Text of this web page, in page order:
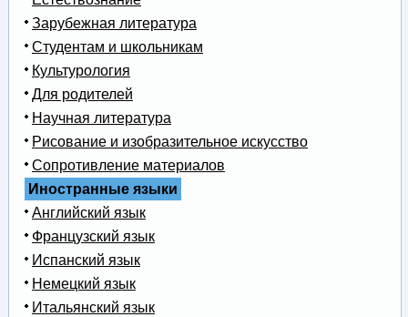
Зарубежная литература
Студентам и школьникам
Культурология
Для родителей
Научная литература
Рисование и изобразительное искусство
Сопротивление материалов
Иностранные языки
Английский язык
Французский язык
Испанский язык
Немецкий язык
Итальянский язык